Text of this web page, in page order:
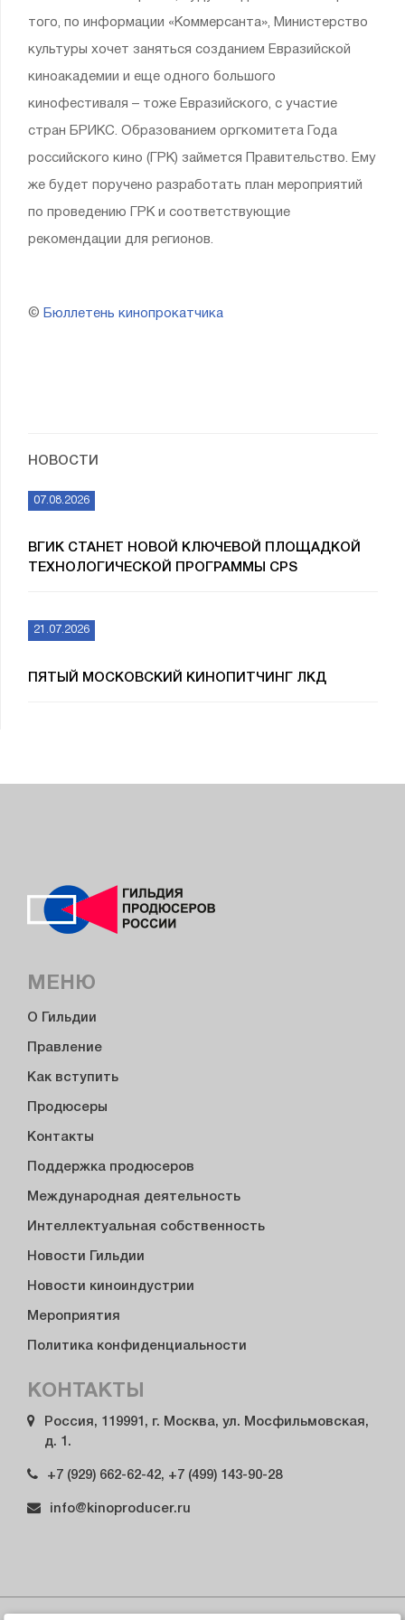
того, по информации «Коммерсанта», Министерство
культуры хочет заняться созданием Евразийской
киноакадемии и еще одного большого
кинофестиваля – тоже Евразийского, с участие
стран БРИКС. Образованием оргкомитета Года
российского кино (ГРК) займется Правительство. Ему
же будет поручено разработать план мероприятий
по проведению ГРК и соответствующие
рекомендации для регионов.
© Бюллетень кинопрокатчика
НОВОСТИ
07.08.2026
ВГИК СТАНЕТ НОВОЙ КЛЮЧЕВОЙ ПЛОЩАДКОЙ
ТЕХНОЛОГИЧЕСКОЙ ПРОГРАММЫ CPS
21.07.2026
ПЯТЫЙ МОСКОВСКИЙ КИНОПИТЧИНГ ЛКД
МЕНЮ
О Гильдии
Правление
Как вступить
Продюсеры
Контакты
Поддержка продюсеров
Международная деятельность
Интеллектуальная собственность
Новости Гильдии
Новости киноиндустрии
Мероприятия
Политика конфиденциальности
КОНТАКТЫ
Россия, 119991, г. Москва, ул. Мосфильмовская,
д. 1.
+7 (929) 662-62-42, +7 (499) 143-90-28
info@kinoproducer.ru